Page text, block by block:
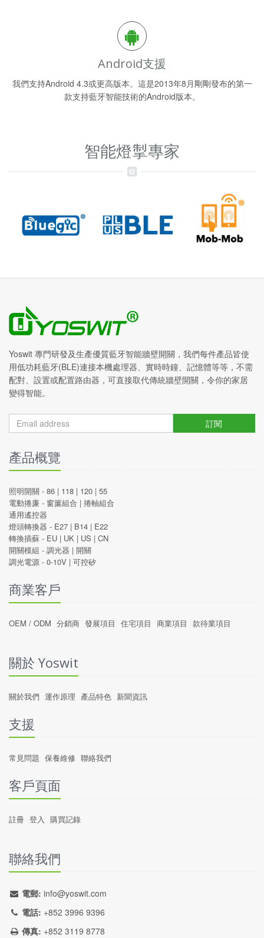
Android支援
我們支持Android 4.3或更高版本。這是2013年8月剛剛發布的第一
款支持藍牙智能技術的Android版本。
智能燈掣專家
Yoswit 專門研發及生產優質藍牙智能牆壁開關，我們每件產品皆使
用低功耗藍牙(BLE)連接本機處理器、實時時鐘、記憶體等等，不需
配對、設置或配置路由器，可直接取代傳統牆壁開關，令你的家居
變得智能。
訂閱
產品概覽
照明開關 - 86 | 118 | 120 | 55
電動捲廉 - 窗簾組合 | 捲軸組合
通用遙控器
燈頭轉換器 - E27 | B14 | E22
轉換插蘇 - EU | UK | US | CN
開關模組 - 調光器 | 開關
調光電源 - 0-10V | 可控矽
商業客戶
OEM / ODM 分銷商 發展項目 住宅項目 商業項目 款待業項目
關於 Yoswit
關於我們 運作原理 產品特色 新聞資訊
支援
常見問題 保養維修 聯絡我們
客戶頁面
註冊 登入 購買記錄
聯絡我們
電郵: info@yoswit.com
電話: +852 3996 9396
傳真: +852 3119 8778